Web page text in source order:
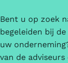
Bent u op zoek
begeleiden bij
uw
van de